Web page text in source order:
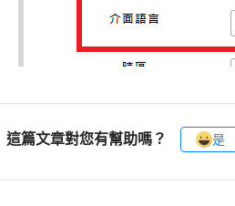
這篇文章對您有幫助嗎？ 是